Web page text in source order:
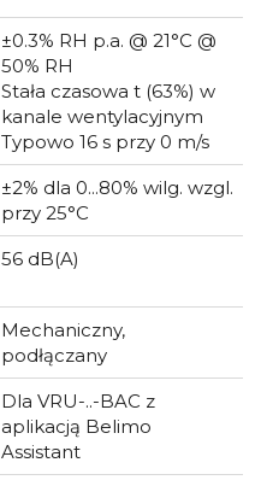
±0.3% RH p.a. @ 21°C @
50% RH
Stała czasowa t (63%) w
kanale wentylacyjnym
Typowo 16 s przy 0 m/s
±2% dla 0...80% wilg. wzgl.
przy 25°C
56 dB(A)
Mechaniczny,
podłączany
Dla VRU-..-BAC z
aplikacją Belimo
Assistant